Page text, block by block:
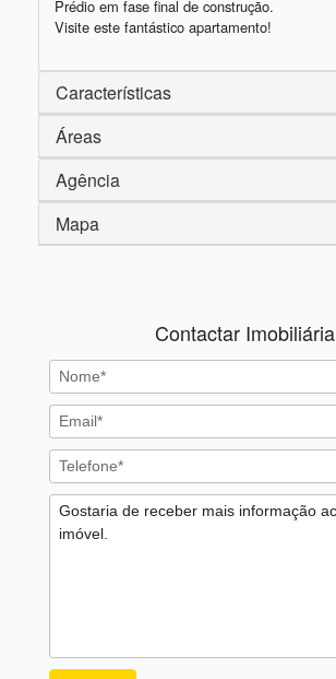
Prédio em fase final de construção.
Visite este fantástico apartamento!
Características
Áreas
Agência
Mapa
Contactar Imobiliária